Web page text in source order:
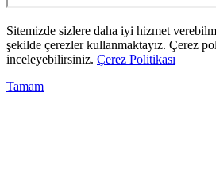
Sitemizde sizlere daha iyi hizmet
şekilde çerezler kullanmaktayız. Çerez
inceleyebilirsiniz. Çerez Politikası
Tamam